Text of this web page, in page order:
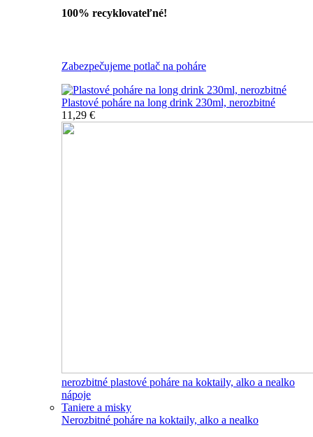
100% recyklovateľné!
Zabezpečujeme potlač na poháre
Plastové poháre na long drink 230ml, nerozbitné
11,29 €
nerozbitné plastové poháre na koktaily, alko a nealko
nápoje
Taniere a misky
Nerozbitné poháre na koktaily, alko a nealko